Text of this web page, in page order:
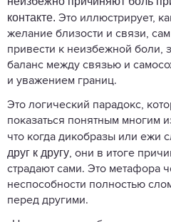
контакте. Это иллюстрирует,
желание близости и связи,
привести к неизбежной боли,
баланс между связью и
и уважением границ.
Это логический парадокс,
показаться понятным многим
что когда дикобразы или ежи
друг к другу, они в итоге
страдают сами. Это метафора
неспособности полностью
перед другими.